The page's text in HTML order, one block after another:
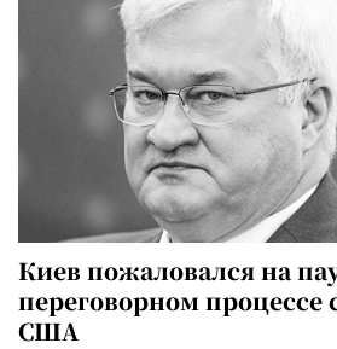
Киев пожаловался на
переговорном процессе
США